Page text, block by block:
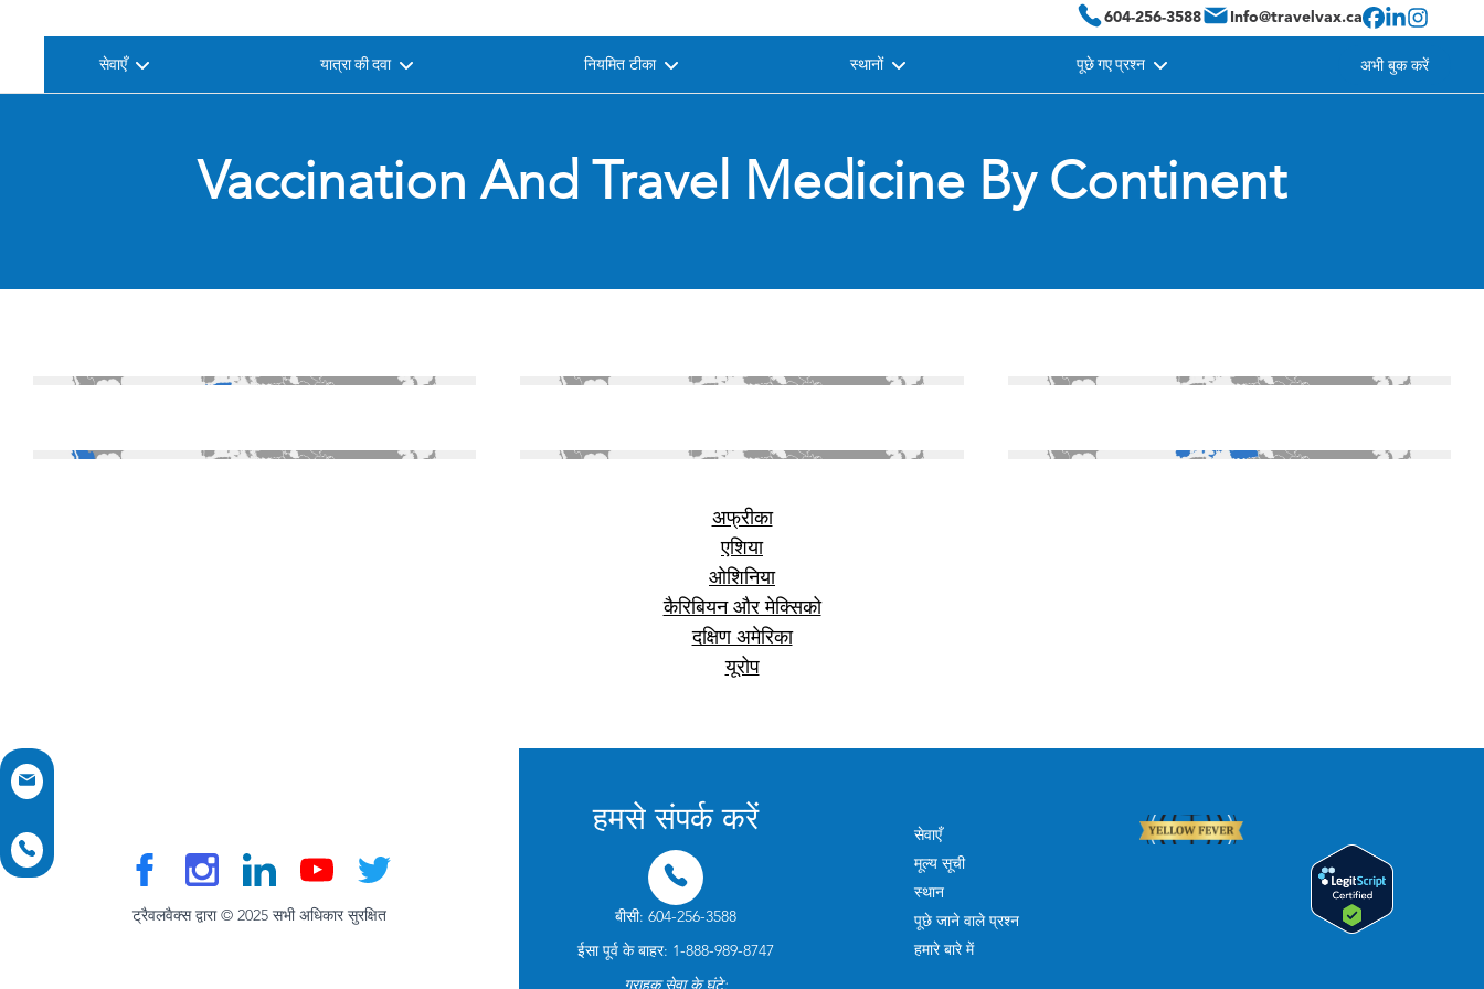
604-256-3588 Info@travelvax.ca
सेवाएँ यात्रा की दवा नियमित टीका स्थानों पूछे गए प्रश्न अभी बुक करें
Vaccination And Travel Medicine By Continent
अफ्रीका
एशिया
ओशिनिया
कैरिबियन और मेक्सिको
दक्षिण अमेरिका
यूरोप
ट्रैवलवैक्स द्वारा © 2025 सभी अधिकार सुरक्षित
हमसे संपर्क करें
बीसी: 604-256-3588
ईसा पूर्व के बाहर: 1-888-989-8747
ग्राहक सेवा के घंटे:
सेवाएँ
मूल्य सूची
स्थान
पूछे जाने वाले प्रश्न
हमारे बारे में